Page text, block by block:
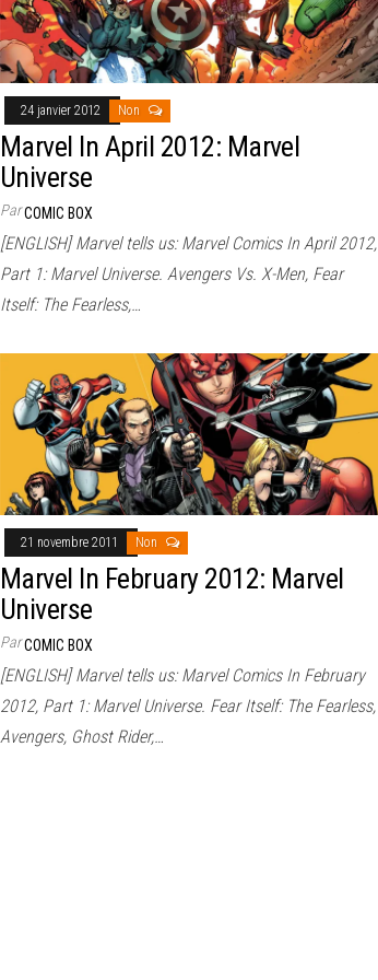
24 janvier 2012 Non
Marvel In April 2012: Marvel
Universe
ParCOMIC BOX
[ENGLISH] Marvel tells us: Marvel Comics In April 2012,
Part 1: Marvel Universe. Avengers Vs. X-Men, Fear
Itself: The Fearless,…
21 novembre 2011 Non
Marvel In February 2012: Marvel
Universe
ParCOMIC BOX
[ENGLISH] Marvel tells us: Marvel Comics In February
2012, Part 1: Marvel Universe. Fear Itself: The Fearless,
Avengers, Ghost Rider,…